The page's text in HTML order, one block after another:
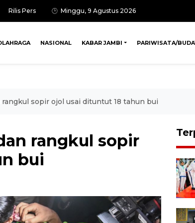
Rilis Pers Minggu, 9 Agustus 2026
NASIONAL KABAR JAMBI PARIWISATA/
sopir ojol usai dituntut 18 tahun bui
rangkul sopir
bui